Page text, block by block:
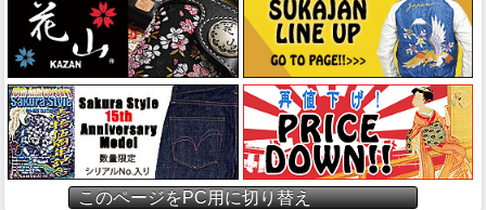
このページをPC用に切り替え